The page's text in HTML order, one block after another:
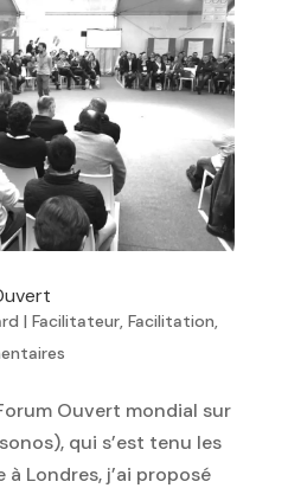
| Facilitateur, Facilitation,
Ouvert mondial sur
qui s’est tenu les
à Londres, j’ai proposé